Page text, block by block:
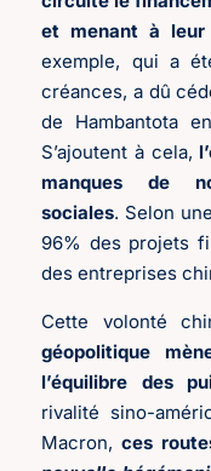
et menant à leur
exemple, qui a
créances, a dû
de Hambantota
S’ajoutent à cela,
manques de
sociales. Selon
96% des projets
des entreprises
Cette volonté
géopolitique
l’équilibre des
rivalité sino-
Macron,ces